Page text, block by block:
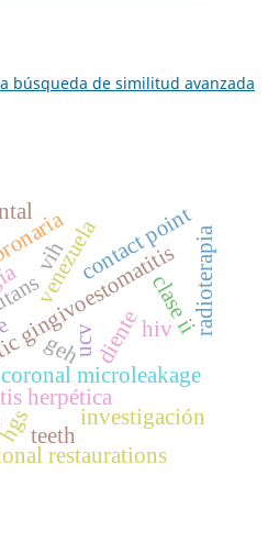
búsqueda de similitud avanzada
herpética
geh
coronal microleakage
restaurations
venezuela
ucv
investigación
diente
teeth
contact pointradioterapia
vih
hiv
clase ii